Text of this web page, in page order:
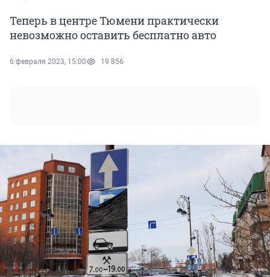
Теперь в центре Тюмени практически
невозможно оставить бесплатно авто
6 февраля 2023, 15:00 19 856